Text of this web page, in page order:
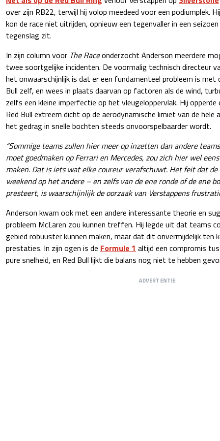
over zijn RB22, terwijl hij volop meedeed voor een podiumplek.
kon de race niet uitrijden, opnieuw een tegenvaller in een
tegenslag zit.
In zijn column voor The Raceonderzocht Anderson meerdere
twee soortgelijke incidenten. De voormalig technisch directeur
het onwaarschijnlijk is dat er een fundamenteel probleem is met
Bull zelf, en wees in plaats daarvan op factoren als de wind,
zelfs een kleine imperfectie op het vleugeloppervlak. Hij
Red Bull extreem dicht op de aerodynamische limiet van de
het gedrag in snelle bochten steeds onvoorspelbaarder wordt.
“Sommige teams zullen hier meer op inzetten dan andere
moet goedmaken op Ferrari en Mercedes, zou zich hier wel
maken. Dat is iets wat elke coureur verafschuwt. Het feit dat
weekend op het andere – en zelfs van de ene ronde of de ene
presteert, is waarschijnlijk de oorzaak van Verstappens
Anderson kwam ook met een andere interessante theorie en
probleem McLaren zou kunnen treffen. Hij legde uit dat teams
gebied robuuster kunnen maken, maar dat dit onvermijdelijk ten
prestaties. In zijn ogen is de Formule 1 altijd een compromis
pure snelheid, en Red Bull lijkt die balans nog niet te hebben
ADVERTENTIE